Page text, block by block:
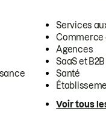
Services
Commerce
Agences
SaaS et B2B
Santé
Voir tous